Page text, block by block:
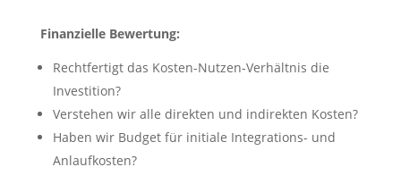
Finanzielle Bewertung:
Rechtfertigt das Kosten-Nutzen-Verhältnis die
Investition?
Verstehen wir alle direkten und indirekten Kosten?
Haben wir Budget für initiale Integrations- und
Anlaufkosten?